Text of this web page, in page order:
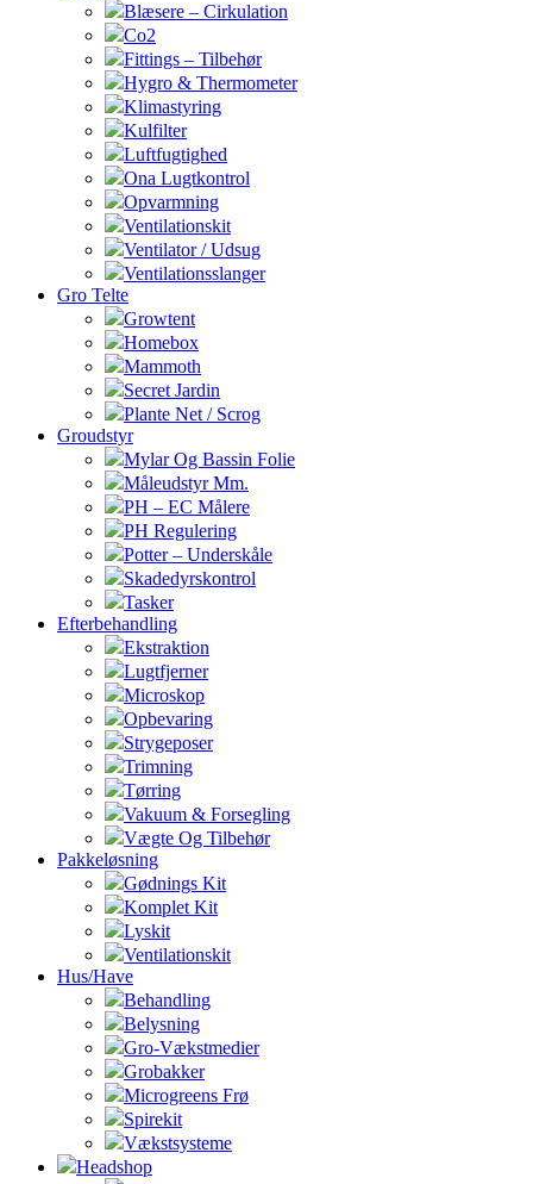
Blæsere – Cirkulation
Co2
Fittings – Tilbehør
Hygro & Thermometer
Klimastyring
Kulfilter
Luftfugtighed
Ona Lugtkontrol
Opvarmning
Ventilationskit
Ventilator / Udsug
Ventilationsslanger
Gro Telte
Growtent
Homebox
Mammoth
Secret Jardin
Plante Net / Scrog
Groudstyr
Mylar Og Bassin Folie
Måleudstyr Mm.
PH – EC Målere
PH Regulering
Potter – Underskåle
Skadedyrskontrol
Tasker
Efterbehandling
Ekstraktion
Lugtfjerner
Microskop
Opbevaring
Strygeposer
Trimning
Tørring
Vakuum & Forsegling
Vægte Og Tilbehør
Pakkeløsning
Gødnings Kit
Komplet Kit
Lyskit
Ventilationskit
Hus/Have
Behandling
Belysning
Gro-Vækstmedier
Grobakker
Microgreens Frø
Spirekit
Vækstsysteme
Headshop